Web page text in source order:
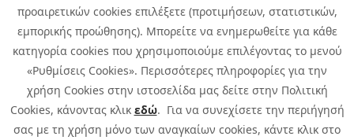
προαιρετικών cookies επιλέξετε (προτιμήσεων, στατιστικών,
εμπορικής προώθησης). Μπορείτε να ενημερωθείτε για κάθε
κατηγορία cookies που χρησιμοποιούμε επιλέγοντας το μενού
«Ρυθμίσεις Cookies». Περισσότερες πληροφορίες για την
χρήση Cookies στην ιστοσελίδα μας δείτε στην Πολιτική
Cookies, κάνοντας κλικ εδώ. Για να συνεχίσετε την περιήγησή
σας με τη χρήση μόνο των αναγκαίων cookies, κάντε κλικ στο